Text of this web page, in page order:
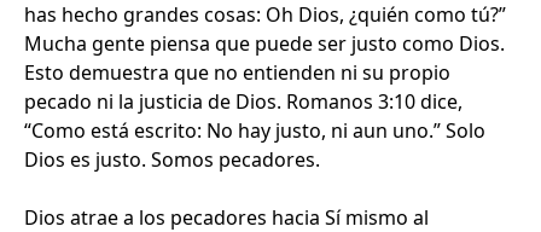
has hecho grandes cosas: Oh Dios, ¿quién como tú?”
Mucha gente piensa que puede ser justo como Dios.
Esto demuestra que no entienden ni su propio
pecado ni la justicia de Dios. Romanos 3:10 dice,
“Como está escrito: No hay justo, ni aun uno.” Solo
Dios es justo. Somos pecadores.
Dios atrae a los pecadores hacia Sí mismo al